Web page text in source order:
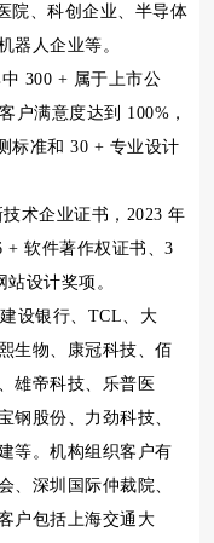
院、科创企业、半导体
器人企业等。
300 + 属于上市公
户满意度达到 100%，
标准和 30 + 专业设计
术企业证书，2023 年
+ 软件著作权证书、3
设计奖项。
设银行、TCL、大
生物、康冠科技、佰
雄帝科技、乐普医
钢股份、力劲科技、
等。机构组织客户有
、深圳国际仲裁院、
户包括上海交通大